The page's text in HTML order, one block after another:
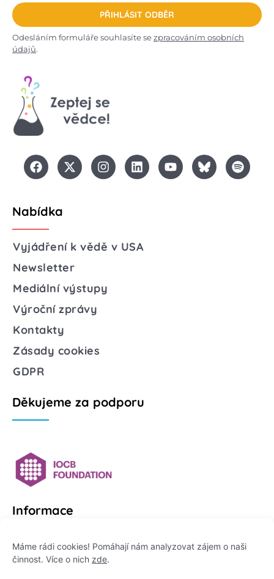
Máme rádi cookies! Pomáhají nám analyzovat zájem o naši
činnost. Více o nich zde.
PŘIHLÁSIT ODBĚR
Odesláním formuláře souhlasíte sezpracováním osobních
údajů.
Nabídka
Vyjádření k vědě v USA
Newsletter
Mediální výstupy
Výroční zprávy
Kontakty
Zásady cookies
GDPR
Děkujeme za podporu
Informace
Platformu Zeptej se vědce provozuje: